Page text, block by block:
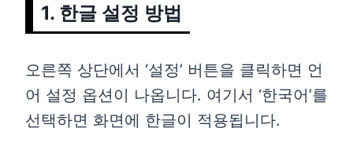
1. 한글 설정 방법
오른쪽 상단에서 ‘설정’ 버튼을 클릭하면 언
어 설정 옵션이 나옵니다. 여기서 ‘한국어’를
선택하면 화면에 한글이 적용됩니다.